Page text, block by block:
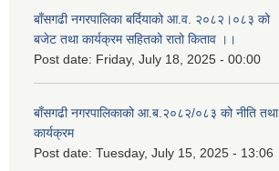
बाँसगढी नगरपालिका बर्दियाको आ.व. २०८२।०८३ को
बजेट तथा कार्यक्रम सहितको रातो किताव ।।
Post date: Friday, July 18, 2025 - 00:00
बाँसगढी नगरपालिकाको आ.ब.२०८२/०८३ को नीति तथा
कार्यक्रम
Post date: Tuesday, July 15, 2025 - 13:06